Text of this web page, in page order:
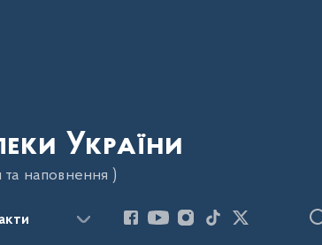
України
наповнення )